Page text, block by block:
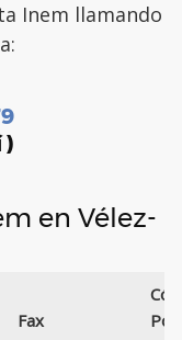
Inem llamando
)
en Vélez-
Fax